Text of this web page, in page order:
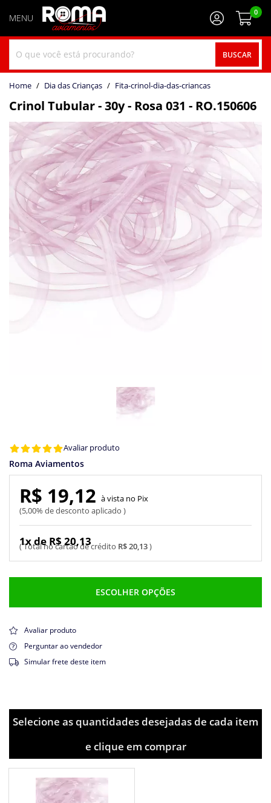
BUSCAR
0
home Dia das Crianças fita-crinol-dia-das-criancas
Crinol Tubular - 30y - Rosa 031 - RO.150606
Avaliar produto
Roma Aviamentos
R$ 20,13
1x de R$ 20,13
R$ 19,12
5,00% de desconto aplicado
Pix
ESCOLHER OPÇÕES
Avaliar produto
Perguntar ao vendedor
Simular frete deste item
Selecione as quantidades desejadas de cada item
e clique em comprar